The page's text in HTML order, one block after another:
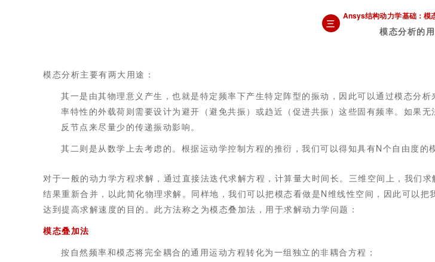
三
Ansys结构动力学基础：模
模态分析的
模态分析主要有两大用途：
其一是由其物理意义产生，也就是特定频率下产生特定阵型的振动，因此可以通过模态分
率特性的外载荷则需要设计为避开（避免共振）或趋近（促进共振）这些固有频率。如果
反节点来尽量少的传递振动影响。
其二则是从数学上去考虑的。根据运动学控制方程的推衍，我们可以得知具有N个自由度的
对于一般的动力学方程求解，通过直接法迭代求解方程，计算量大时间长。三维空间上，我们
结果重新合并，以此简化物理求解。同样地，我们可以把模态看做是N维线性空间，因此可以
达到提高求解速度的目的。此方法称之为模态叠加法，用于求解动力学问题：
模态叠加法
按自然频率和模态将完全耦合的通用运动方程转化为一组独立的非耦合方程；